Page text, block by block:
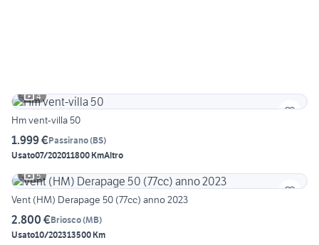
4
Hm vent-villa 50
1.999 €Passirano(BS)
Usato07/202011800 KmAltro
5
Vent (HM) Derapage 50 (77cc) anno 2023
2.800 €Briosco(MB)
Usato10/202313500 Km